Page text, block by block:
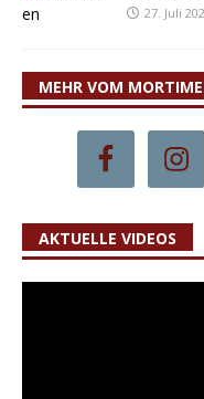
27. Juli
MEHR VOM
AKTUELLE VIDEOS